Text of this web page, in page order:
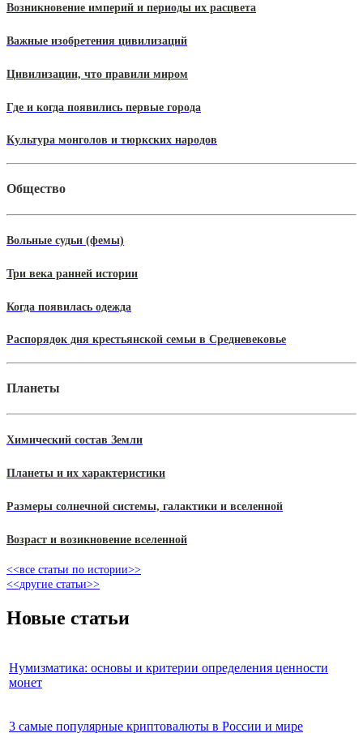
Возникновение империй и периоды их расцвета
Важные изобретения цивилизаций
Цивилизации, что правили миром
Где и когда появились первые города
Культура монголов и тюркских народов
Общество
Вольные судьи (фемы)
Три века ранней истории
Когда появилась одежда
Распорядок дня крестьянской семьи в Средневековье
Планеты
Химический состав Земли
Планеты и их характеристики
Размеры солнечной системы, галактики и вселенной
Возраст и возикновение вселенной
<<все статьи по истории>>
<<другие статьи>>
Новые статьи
Нумизматика: основы и критерии определения ценности
монет
3 самые популярные криптовалюты в России и мире